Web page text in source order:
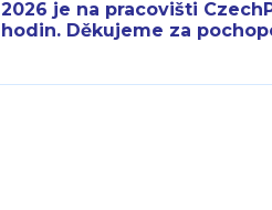
2026 je na pracovišti
hodin. Děkujeme za